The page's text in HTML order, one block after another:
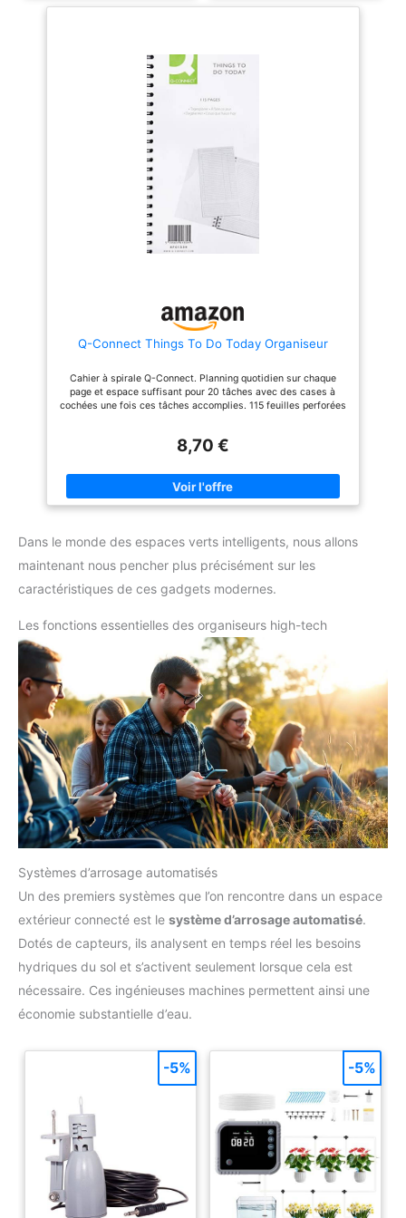
Dimensions : 205 x 103 x 98
mm Couleur : noir Organisateur
de bureau pour : stylos,
trombones, ruban adhésif et
autres ustensiles de bureau
tous en un seul endroit -
Compagnon idéal pour le bureau
avant et supérieur - pour que le
Q-Connect Things To Do Today Organiseur
Cahier à spirale Q-Connect. Planning quotidien sur chaque
page et espace suffisant pour 20 tâches avec des cases à
cochées une fois ces tâches accomplies. 115 feuilles perforées
8,70 €
Dans le monde des espaces verts intelligents, nous allons
maintenant nous pencher plus précisément sur les
caractéristiques de ces gadgets modernes.
Les fonctions essentielles des organiseurs high-tech
Systèmes d’arrosage automatisés
Un des premiers systèmes que l’on rencontre dans un espace
extérieur connecté est le système d’arrosage automatisé.
Dotés de capteurs, ils analysent en temps réel les besoins
hydriques du sol et s’activent seulement lorsque cela est
nécessaire. Ces ingénieuses machines permettent ainsi une
économie substantielle d’eau.
-5% -5%